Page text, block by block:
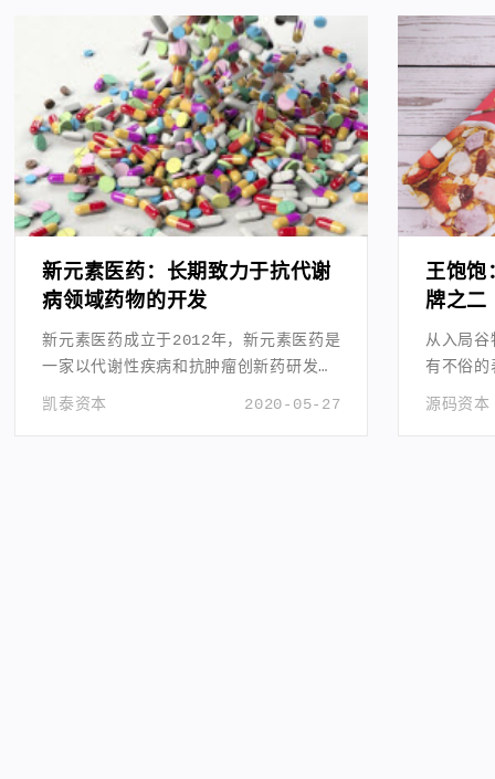
新元素医药：长期致力于抗代谢
病领域药物的开发
新元素医药成立于2012年，新元素医药是
一家以代谢性疾病和抗肿瘤创新药研发为
核心的生物医药公司。
2020-05-27
凯泰资本
王饱饱
牌之二
从入局
有不俗的
源码资本